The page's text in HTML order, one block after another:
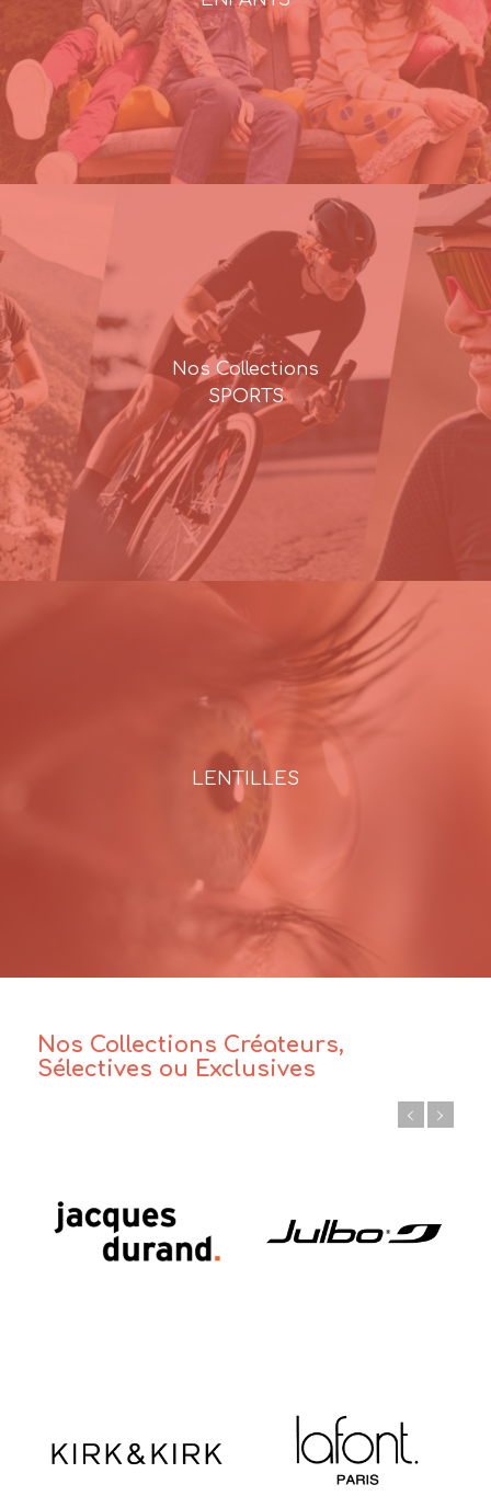
Nos Collections
SPORTS
LENTILLES
Nos Collections Créateurs,
Sélectives ou Exclusives